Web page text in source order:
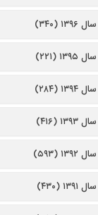
سال ۱۳۹۶ (۳۴۰)
سال ۱۳۹۵ (۲۲۱)
سال ۱۳۹۴ (۲۸۴)
سال ۱۳۹۳ (۴۱۶)
سال ۱۳۹۲ (۵۹۳)
سال ۱۳۹۱ (۴۳۰)